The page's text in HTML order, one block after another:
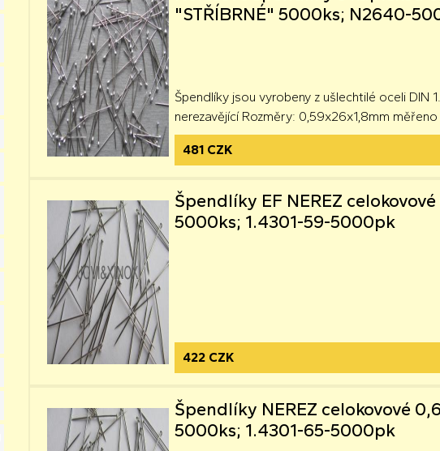
"STŘÍBRNÉ" 5000ks; N2640-
Špendlíky jsou vyrobeny z ušlechtilé oceli DIN
nerezavějící Rozměry: 0,59x26x1,8mm měřeno
481 CZK
Špendlíky EF NEREZ
5000ks; 1.4301-59-5000pk
422 CZK
Špendlíky NEREZ celokovové
5000ks; 1.4301-65-5000pk